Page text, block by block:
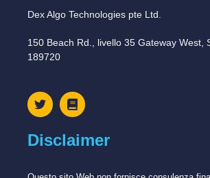
Dex Algo Technologies pte Ltd.
150 Beach Rd., livello 35 Gateway West,
189720
Disclaimer